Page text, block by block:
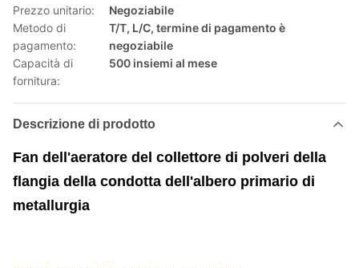
Prezzo unitario:
Negoziabile
Metodo di
pagamento:
T/T, L/C, termine di pagamento è
negoziabile
Capacità di
fornitura:
500 insiemi al mese
Descrizione di prodotto
Fan dell'aeratore del collettore di polveri della
flangia della condotta dell'albero primario di
metallurgia